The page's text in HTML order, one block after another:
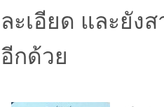
ละเอียด และยัง
อีกด้วย